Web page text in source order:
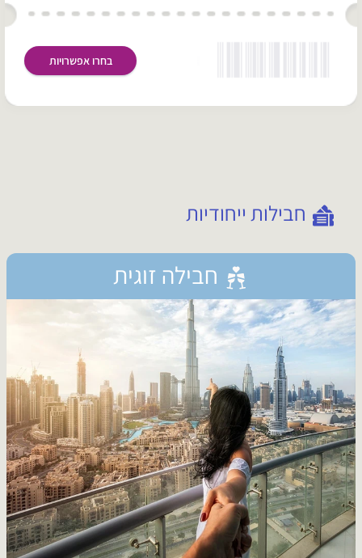
בחרו אפשרויות
חבילות ייחודיות